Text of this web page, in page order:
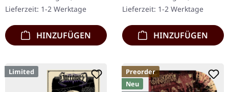
Thrash Metal Könige ist…
Lieferzeit: 1-2 Werktage
HINZUFÜGEN
nummeriert, limitiert auf
400…
Lieferzeit: 1-2 Werktage
HINZUFÜGEN
Limited
Preorder
Neu